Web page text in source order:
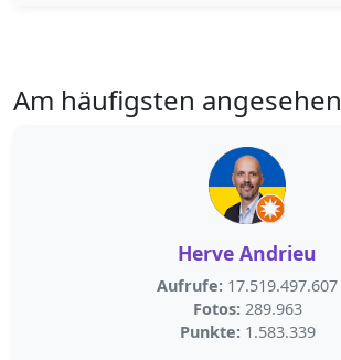
Am häufigsten angesehen
Herve Andrieu
Aufrufe: 17.519.497.607
Fotos: 289.963
Punkte: 1.583.339